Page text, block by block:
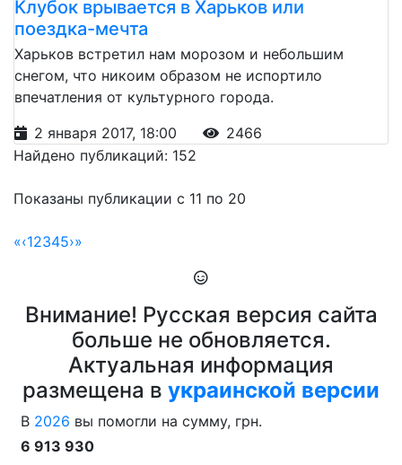
Клубок врывается в Харьков или
поездка-мечта
Харьков встретил нам морозом и небольшим
снегом, что никоим образом не испортило
впечатления от культурного города.
2 января 2017, 18:00
2466
Найдено публикаций: 152
Показаны публикации с 11 по 20
«‹12345›»
Внимание! Русская версия сайта
больше не обновляется.
Актуальная информация
размещена в украинской версии
В 2026 вы помогли на сумму, грн.
6 913 930